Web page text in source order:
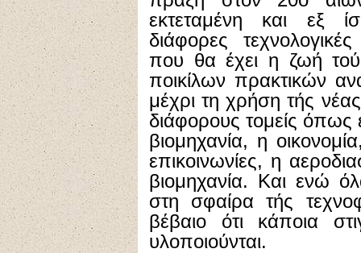
εκτεταμένη και εξ
διάφορες
που θα έχει η ζωή
ποικίλων πρακτικών
μέχρι τη χρήση τής
διάφορους τομείς όπως
βιομηχανία, η
επικοινωνίες, η
βιομηχανία. Και ενώ
στη σφαίρα τής
βέβαιο ότι κάποια
υλοποιούνται.